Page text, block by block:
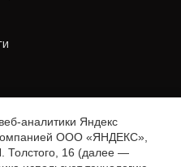
аналитики Яндекс
ООО «ЯНДЕКС»,
Толстого, 16 (далее —